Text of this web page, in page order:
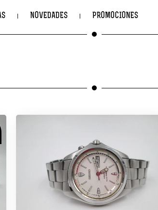
NOVEDADES PROMOCIONES